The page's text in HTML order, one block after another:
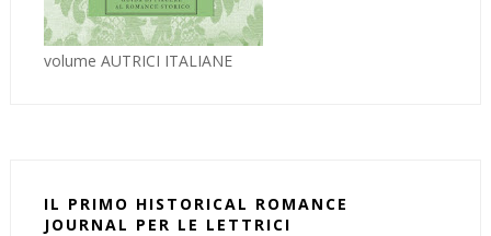
volume AUTRICI ITALIANE
IL PRIMO HISTORICAL ROMANCE
JOURNAL PER LE LETTRICI